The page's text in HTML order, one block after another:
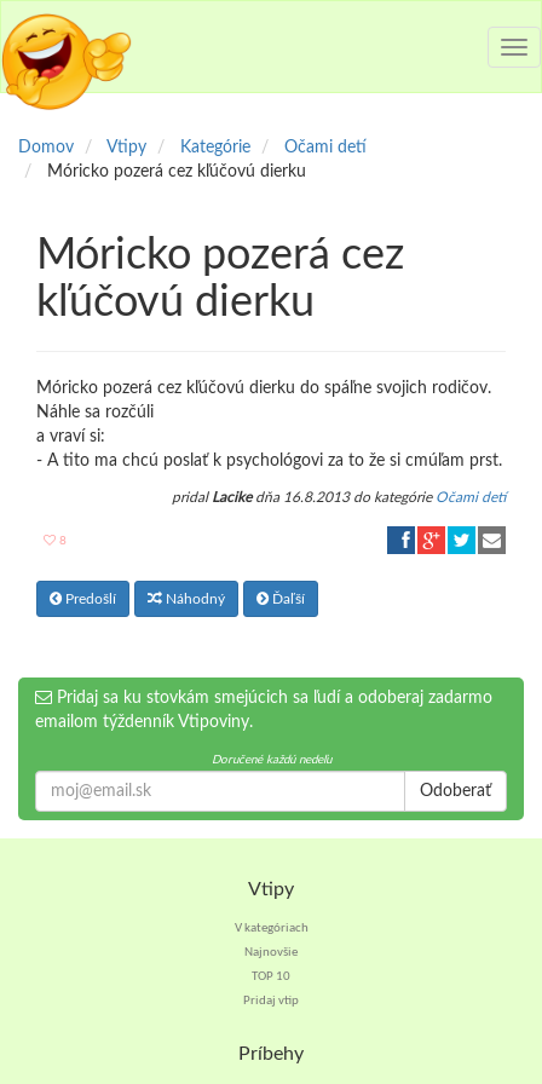
Domov Vtipy Kategórie
Očami detí
Móricko pozerá cez kľúčovú dierku
Móricko pozerá cez
kľúčovú dierku
Móricko pozerá cez kľúčovú dierku do spáľne svojich rodičov.
Náhle sa rozčúli
a vraví si:
- A tito ma chcú poslať k psychológovi za to že si cmúľam prst.
pridal Lacikedňa 16.8.2013 do kategórie Očami detí
8
Predošlí Náhodný Ďaľší
Pridaj sa ku stovkám smejúcich sa ľudí a odoberaj zadarmo
emailom týždenník Vtipoviny.
Doručené každú nedeľu
Odoberať
Vtipy
V kategóriach
Najnovšie
TOP 10
Pridaj vtip
Príbehy